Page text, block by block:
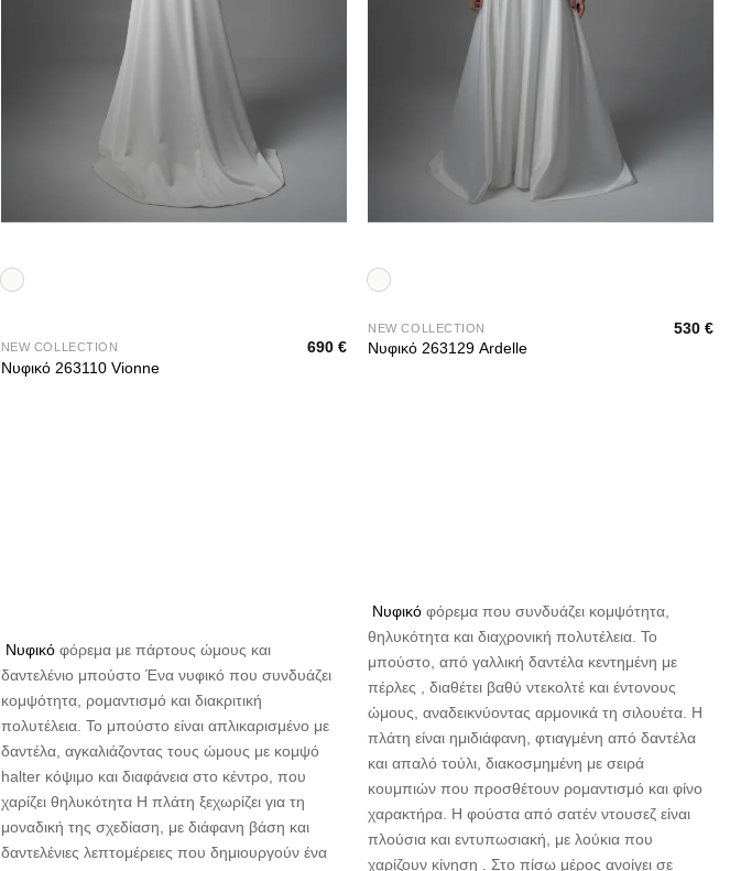
NEW COLLECTION
Νυφικό 263110 Vionne
690 €
Νυφικόφόρεμα με πάρτους ώμους και
δαντελένιο μπούστο Ένα νυφικό που συνδυάζει
κομψότητα, ρομαντισμό και διακριτική
πολυτέλεια. Το μπούστο είναι απλικαρισμένο με
δαντέλα, αγκαλιάζοντας τους ώμους με κομψό
halter κόψιμο και διαφάνεια στο κέντρο, που
χαρίζει θηλυκότητα Η πλάτη ξεχωρίζει για τη
μοναδική της σχεδίαση, με διάφανη βάση και
δαντελένιες λεπτομέρειες που δημιουργούν ένα
NEW COLLECTION
Νυφικό 263129 Ardelle
530€
Νυφικό φόρεμα που συνδυάζει κομψότητα,
θηλυκότητα και διαχρονική πολυτέλεια. Το
μπούστο, από γαλλική δαντέλα κεντημένη με
πέρλες , διαθέτει βαθύ ντεκολτέ και έντονους
ώμους, αναδεικνύοντας αρμονικά τη σιλουέτα. Η
πλάτη είναι ημιδιάφανη, φτιαγμένη από δαντέλα
και απαλό τούλι, διακοσμημένη με σειρά
κουμπιών που προσθέτουν ρομαντισμό και φίνο
χαρακτήρα. Η φούστα από σατέν ντουσεζ είναι
πλούσια και εντυπωσιακή, με λούκια που
χαρίζουν κίνηση . Στο πίσω μέρος ανοίγει σε